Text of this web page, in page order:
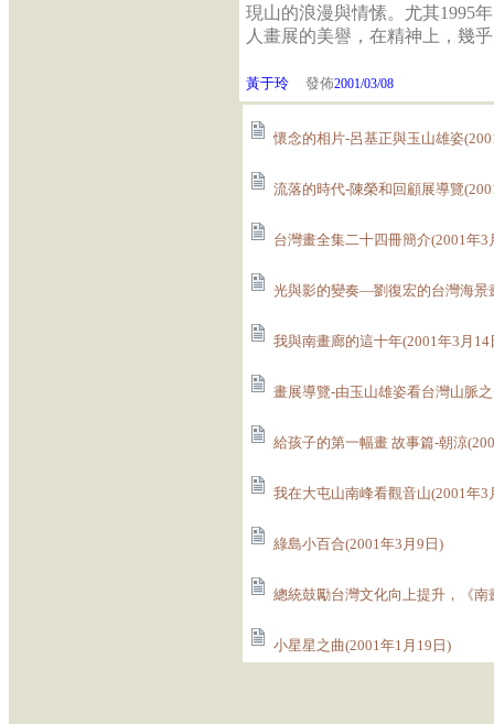
現山的浪漫與情愫。尤其1995
人畫展的美譽，在精神上，幾
黃于玲 發佈2001/03/08
懷念的相片-呂基正與玉山雄姿
流落的時代-陳榮和回顧展導覽
台灣畫全集二十四冊簡介(2001年3
光與影的變奏—劉復宏的台灣海景
我與南畫廊的這十年(2001年3月14
畫展導覽-由玉山雄姿看台灣山脈
給孩子的第一幅畫 故事篇-朝涼
我在大屯山南峰看觀音山(2001年3
綠島小百合(2001年3月9日)
總統鼓勵台灣文化向上提升，《
小星星之曲(2001年1月19日)